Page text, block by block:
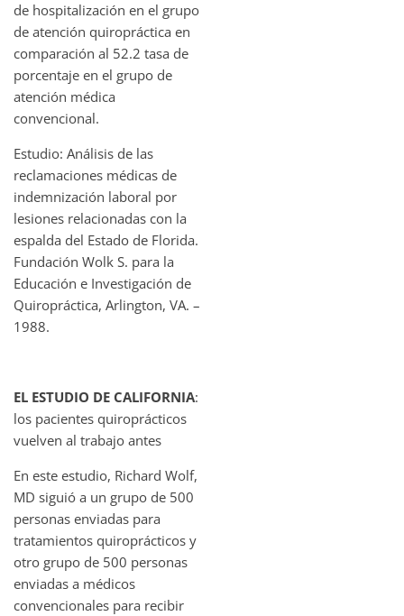
de hospitalización en el grupo
de atención quiropráctica en
comparación al 52.2 tasa de
porcentaje en el grupo de
atención médica
convencional.
Estudio: Análisis de las
reclamaciones médicas de
indemnización laboral por
lesiones relacionadas con la
espalda del Estado de Florida.
Fundación Wolk S. para la
Educación e Investigación de
Quiropráctica, Arlington, VA. –
1988.
EL ESTUDIO DE CALIFORNIA:
los pacientes quiroprácticos
vuelven al trabajo antes
En este estudio, Richard Wolf,
MD siguió a un grupo de 500
personas enviadas para
tratamientos quiroprácticos y
otro grupo de 500 personas
enviadas a médicos
convencionales para recibir